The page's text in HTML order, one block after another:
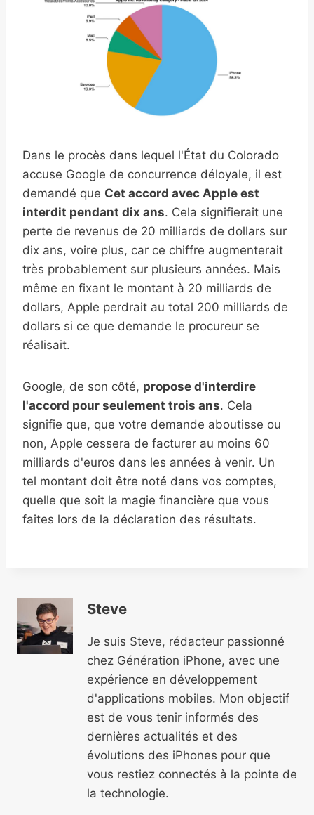
Dans le procès dans lequel l'État du Colorado
accuse Google de concurrence déloyale, il est
demandé que Cet accord avec Apple est
interdit pendant dix ans. Cela signifierait une
perte de revenus de 20 milliards de dollars sur
dix ans, voire plus, car ce chiffre augmenterait
très probablement sur plusieurs années. Mais
même en fixant le montant à 20 milliards de
dollars, Apple perdrait au total 200 milliards de
dollars si ce que demande le procureur se
réalisait.
Google, de son côté, propose d'interdire
l'accord pour seulement trois ans. Cela
signifie que, que votre demande aboutisse ou
non, Apple cessera de facturer au moins 60
milliards d'euros dans les années à venir. Un
tel montant doit être noté dans vos comptes,
quelle que soit la magie financière que vous
faites lors de la déclaration des résultats.
Steve
Je suis Steve, rédacteur passionné
chez Génération iPhone, avec une
expérience en développement
d'applications mobiles. Mon objectif
est de vous tenir informés des
dernières actualités et des
évolutions des iPhones pour que
vous restiez connectés à la pointe de
la technologie.